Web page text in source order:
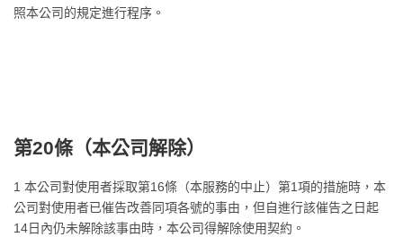
照本公司的規定進行程序。
第20條（本公司解除）
1 本公司對使用者採取第16條（本服務的中止）第1項的措施時，本
公司對使用者已催告改善同項各號的事由，但自進行該催告之日起
14日內仍未解除該事由時，本公司得解除使用契約。